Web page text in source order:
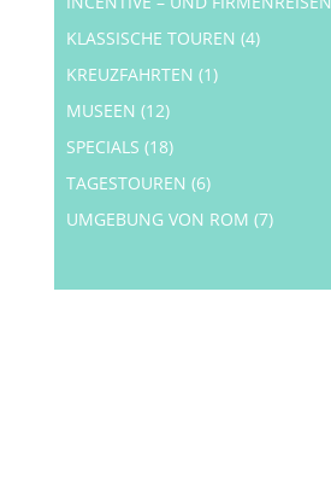
KLASSISCHE TOUREN (4)
KREUZFAHRTEN (1)
MUSEEN (12)
SPECIALS (18)
TAGESTOUREN (6)
UMGEBUNG VON ROM (7)